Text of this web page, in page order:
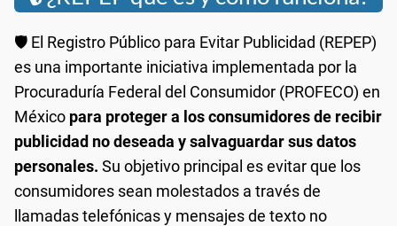
🛡️ El Registro Público para Evitar Publicidad (REPEP)
es una importante iniciativa implementada por la
Procuraduría Federal del Consumidor (PROFECO) en
México para proteger a los consumidores de recibir
publicidad no deseada y salvaguardar sus datos
personales. Su objetivo principal es evitar que los
consumidores sean molestados a través de
llamadas telefónicas y mensajes de texto no